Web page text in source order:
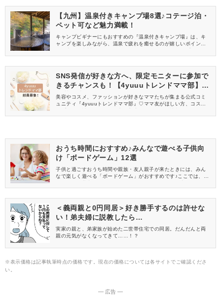
【九州】温泉付きキャンプ場8選♪コテージ泊・
ペット可など魅力満載！
キャンプビギナーにもおすすめの『温泉付きキャンプ場』は、キ
ャンプを楽しみながら、温泉で疲れを癒せるのが嬉しいポイント♪
くさんありますよ！そこで今回は、九州にある温泉付きキャンプ
SNS発信が好きな方へ、限定モニターに参加で
きるチャンスも！【4yuuuトレンドママ部】部
員募集中
美容やコスメ、ファッションが好きなママたちが集まる公式コミ
ュニティ『4yuuuトレンドママ部』♡ママ友がほしい方、コスメサ
信してくれる方を募集しています！
おうち時間におすすめ♪みんなで遊べる子供向
け「ボードゲーム」12選
子供と過ごすおうち時間や親族・友人親子が来たときには、みん
なで楽しく遊べる「ボードゲーム」がおすすめです♪ここでは、大
ん、海外メーカーのロングセラーなども取り上げていますよ。雨
の長期休暇などは、ぜひ家族でボードゲームをプレイしましょう♪
＜義両親と0円同居＞好き勝手するのは許せな
い！弟夫婦に説教したら…
実家の親と、弟家族が始めた二世帯住宅での同居。だんだんと両
親の元気がなくなってきて……！？
※表示価格は記事執筆時点の価格です。現在の価格については各サイトでご確認くださ
い。
― 広告 ―